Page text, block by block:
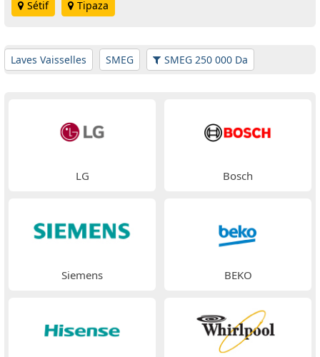
Sétif Tipaza
Laves Vaisselles SMEG SMEG 250 000 Da
LG Bosch
Siemens BEKO